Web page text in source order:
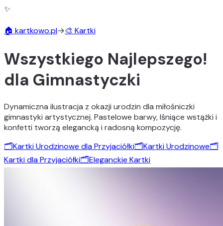
✨
🏠 kartkowo.pl→🎨 Kartki
Wszystkiego Najlepszego!
dla Gimnastyczki
Dynamiczna ilustracja z okazji urodzin dla miłośniczki
gimnastyki artystycznej. Pastelowe barwy, lśniące wstążki i
konfetti tworzą elegancką i radosną kompozycję.
🗂️Kartki Urodzinowe dla Przyjaciółki🗂️Kartki Urodzinowe🗂️
Kartki dla Przyjaciółki🗂️Eleganckie Kartki